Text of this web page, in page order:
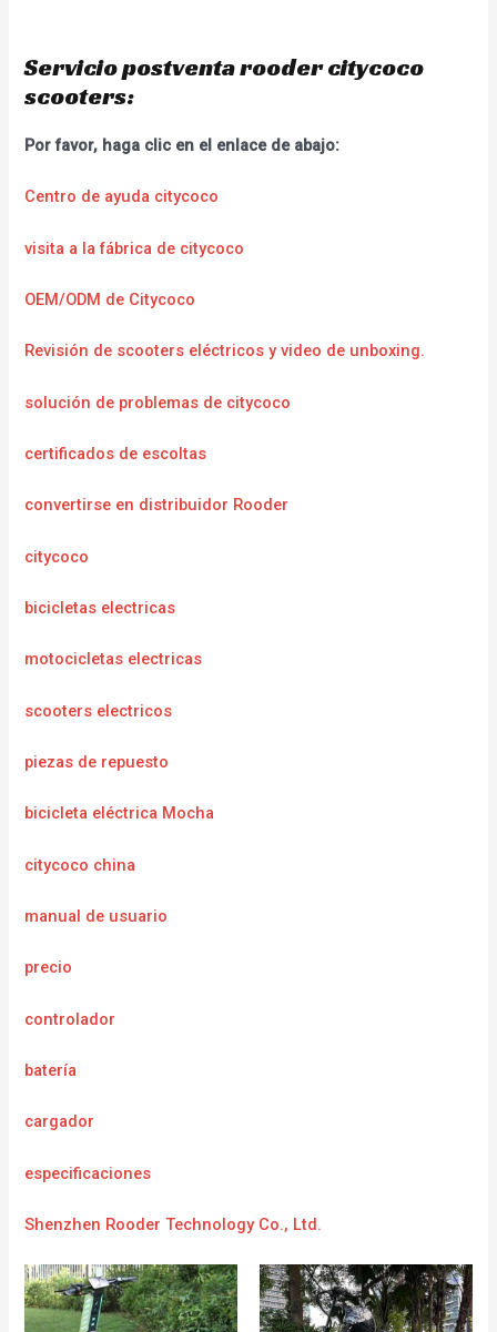
Servicio postventa rooder citycoco
scooters:
Por favor, haga clic en el enlace de abajo:
Centro de ayuda citycoco
visita a la fábrica de citycoco
OEM/ODM de Citycoco
Revisión de scooters eléctricos y video de unboxing.
solución de problemas de citycoco
certificados de escoltas
convertirse en distribuidor Rooder
citycoco
bicicletas electricas
motocicletas electricas
scooters electricos
piezas de repuesto
bicicleta eléctrica Mocha
citycoco china
manual de usuario
precio
controlador
batería
cargador
especificaciones
Shenzhen Rooder Technology Co., Ltd.